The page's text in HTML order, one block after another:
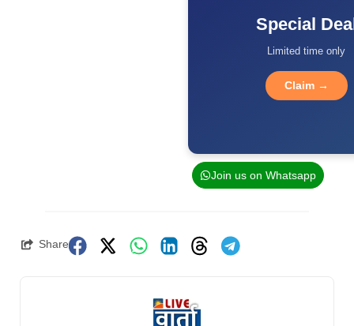
Special
Limited time only
Claim →
Join us on Whatsapp
Share